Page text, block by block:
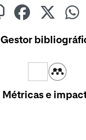
Gestor
Métricas e